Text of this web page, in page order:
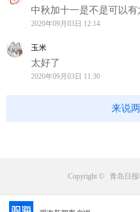
中秋加十一是不是可以有
2020年09月03日 12:14
玉米
太好了
2020年09月03日 11:30
来说
Copyright © 青岛日